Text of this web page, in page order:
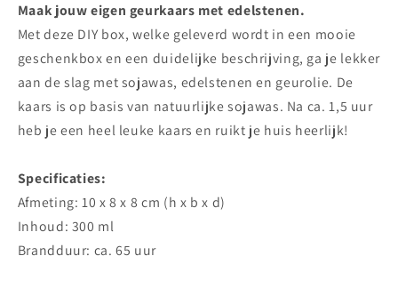
Maak jouw eigen geurkaars met edelstenen.
Met deze DIY box, welke geleverd wordt in een mooie
geschenkbox en een duidelijke beschrijving, ga je lekker
aan de slag met sojawas, edelstenen en geurolie. De
kaars is op basis van natuurlijke sojawas. Na ca. 1,5 uur
heb je een heel leuke kaars en ruikt je huis heerlijk!
Specificaties:
Afmeting: 10 x 8 x 8 cm (h x b x d)
Inhoud: 300 ml
Brandduur: ca. 65 uur